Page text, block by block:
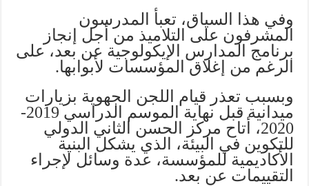
وفي هذا السياق، تعبأ المدرسون
المشرفون على التلاميذ من أجل إنجاز
برنامج المدارس الإيكولوجية عن بعد، على
الرغم من إغلاق المؤسسات لأبوابها.
وبسبب تعذر قيام اللجن الجهوية بزيارات
ميدانية قبل نهاية الموسم الدراسي 2019-
2020، أتاح مركز الحسن الثاني الدولي
للتكوين في البيئة، الذي يشكل البنية
الأكاديمية للمؤسسة، عدة وسائل لإجراء
التقييمات عن بعد.